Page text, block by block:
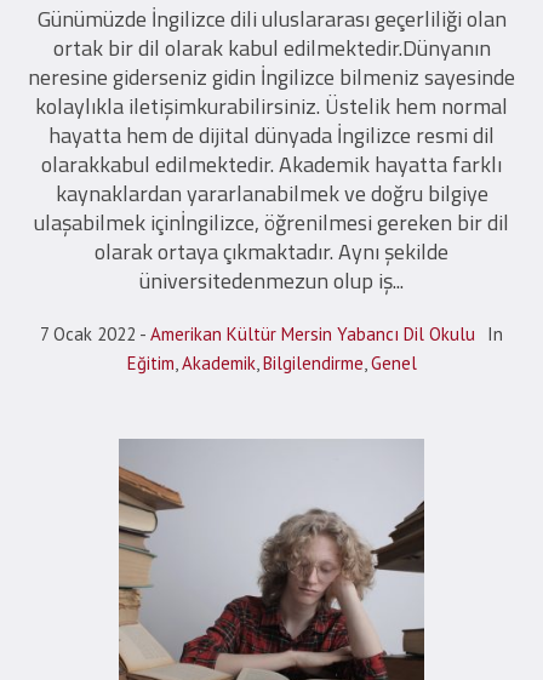
Günümüzde İngilizce dili uluslararası geçerliliği olan
ortak bir dil olarak kabul edilmektedir.Dünyanın
neresine giderseniz gidin İngilizce bilmeniz sayesinde
kolaylıkla iletişimkurabilirsiniz. Üstelik hem normal
hayatta hem de dijital dünyada İngilizce resmi dil
olarakkabul edilmektedir. Akademik hayatta farklı
kaynaklardan yararlanabilmek ve doğru bilgiye
ulaşabilmek içinİngilizce, öğrenilmesi gereken bir dil
olarak ortaya çıkmaktadır. Aynı şekilde
üniversitedenmezun olup iş...
7 Ocak 2022 Amerikan Kültür Mersin Yabancı Dil Okulu In
Eğitim,Akademik,Bilgilendirme,Genel